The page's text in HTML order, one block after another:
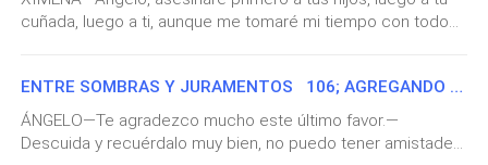
bien, las lágrimas en mis ojos me distorsionan la
vista, es un hombre vestido de negro, siento que me
Al retomar la conciencia, veo que todos me rodean,
busco al hombre que entró, preguntando:
cuñada, luego a ti, aunque me tomaré mi tiempo con todo—,
tomó otra ruta; es posible que se torciera. Como que se
robó el dinero—, un secuaz llega a informarle.—Eso no
puede ser posible, y de serlo, le buscaremos a la mamá y le
aplicaremos unas quinientas balas para que esa rata salga
ENTRE SOMBRAS Y JURAMENTOS 106; AGREGANDO DRAMA
ÁNGELO—Te agradezco mucho este último favor.—
Descuida y recuérdalo muy bien, no puedo tener amistades